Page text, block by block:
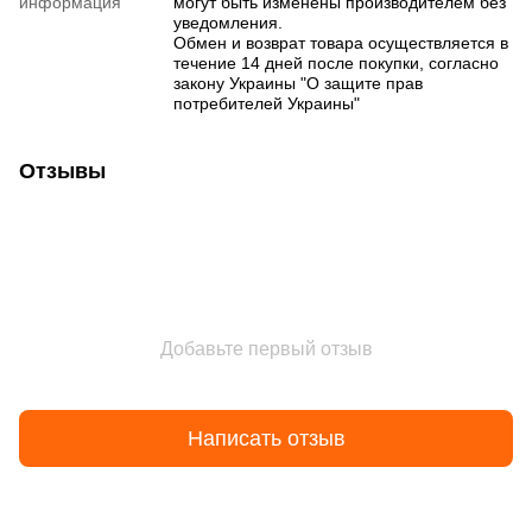
уведомления.
Обмен и возврат товара осуществляется в
течение 14 дней после покупки, согласно
закону Украины "О защите прав
потребителей Украины"
Отзывы
Добавьте первый отзыв
Написать отзыв